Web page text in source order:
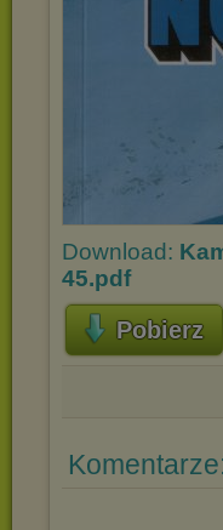
Download:
45.pdf
Pobierz